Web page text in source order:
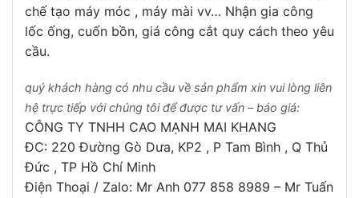
chế tạo máy móc , máy mài vv… Nhận gia công
lốc ống, cuốn bồn, giá công cắt quy cách theo yêu
cầu.
quý khách hàng có nhu cầu về sản phẩm xin vui lòng liên
hệ trực tiếp với chúng tôi để được tư vấn – báo giá:
CÔNG TY TNHH CAO MẠNH MAI KHANG
ĐC: 220 Đường Gò Dưa, KP2 , P Tam Bình , Q Thủ
Đức , TP Hồ Chí Minh
Điện Thoại / Zalo: Mr Anh 077 858 8989 – Mr Tuấn